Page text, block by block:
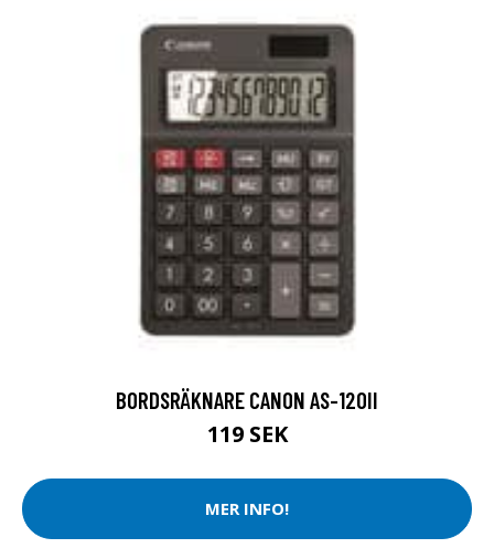
BORDSRÄKNARE CANON AS-120II
119 SEK
MER INFO!